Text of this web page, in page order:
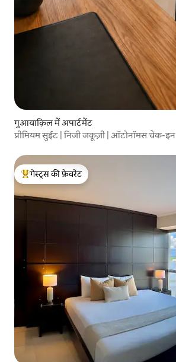
गुआयाक़िल में अपार्टमेंट
प्रीमियम सुईट | निजी जकूज़ी | ऑटोनॉमस चेक-इन
गेस्ट्स का टॉप फ़ेवरेट
गेस्ट्स की फ़ेवरेट